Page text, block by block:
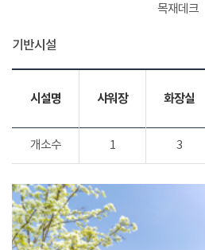
목재데크
기반시설
시설명 샤워장 화장실
개소수 1 3